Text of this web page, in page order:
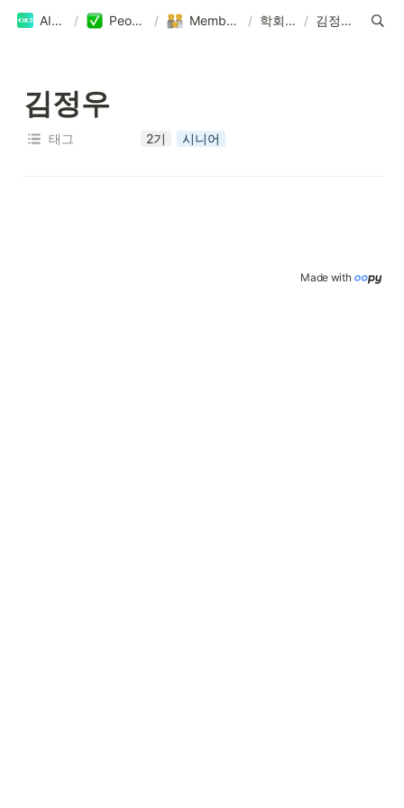
AIKU / People / Members / 학회원 / 김정우
김정우
태그 2기 시니어
Made with